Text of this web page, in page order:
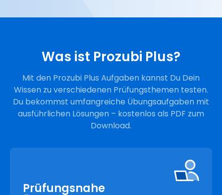
Was ist Prozubi Plus?
Mit den Prozubi Plus Aufgaben kannst Du Dein
Wissen zu verschiedenen Prüfungsthemen testen.
Du bekommst umfangreiche Übungsaufgaben mit
ausführlichen Lösungen – kostenlos als PDF zum
Download.
Prüfungsnahe